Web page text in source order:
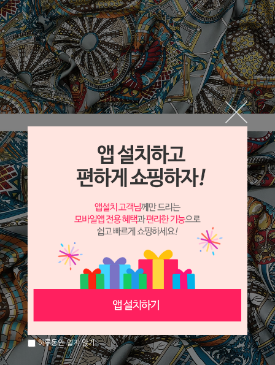
하루동안 열지 않기